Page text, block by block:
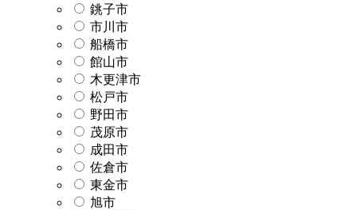
銚子市
市川市
船橋市
館山市
木更津市
松戸市
野田市
茂原市
成田市
佐倉市
東金市
旭市